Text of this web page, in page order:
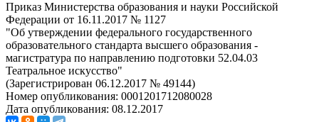
Приказ Министерства образования и науки Российской
Федерации от 16.11.2017 № 1127
"Об утверждении федерального государственного
образовательного стандарта высшего образования -
магистратура по направлению подготовки 52.04.03
Театральное искусство"
(Зарегистрирован 06.12.2017 № 49144)
Номер опубликования: 0001201712080028
Дата опубликования: 08.12.2017